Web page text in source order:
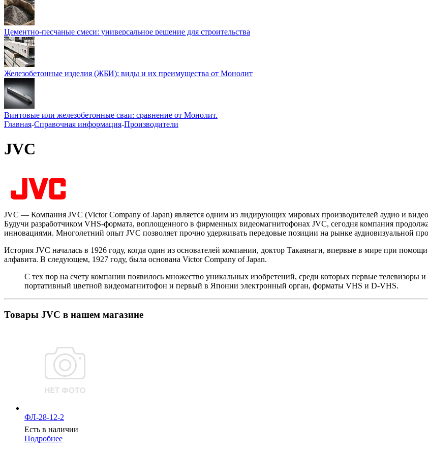
Цементно-песчаные смеси: универсальное решение для строительства
Железобетонные изделия (ЖБИ): виды и их преимущества от Монолит
Винтовые или железобетонные сваи: сравнение от Монолит.
Главная-Справочная информация-Производители
JVC
JVC — Компания JVC (Victor Company of Japan) является одним из лидирующих мировых производителей аудио и
Будучи разработчиком VHS-формата, воплощенного в фирменных видеомагнитофонах JVC, сегодня компания
инновациями. Многолетний опыт JVC позволяет прочно удерживать передовые позиции на рынке аудиовизуальной
История JVC началась в 1926 году, когда один из основателей компании, доктор Такаянаги, впервые в мире при
алфавита. В следующем, 1927 году, была основана Victor Company of Japan.
С тех пор на счету компании появилось множество уникальных изобретений, среди которых первые
портативный цветной видеомагнитофон и первый в Японии электронный орган, форматы VHS и D-VHS.
Товары JVC в нашем магазине
ФЛ-28-12-2
Есть в наличии
Подробнее